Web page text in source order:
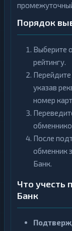
Порядок
Выберите
рейтингу.
указав
номер
После
обменник
Банк.
Что учесть
Банк